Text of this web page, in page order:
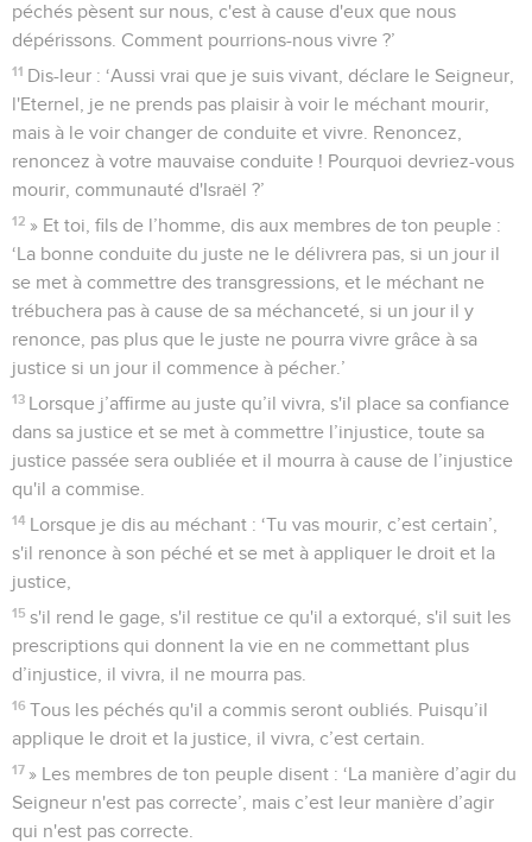
péchés pèsent sur nous, c'est à cause d'eux que nous
dépérissons. Comment pourrions-nous vivre ?’
11 Dis-leur : ‘Aussi vrai que je suis vivant, déclare le Seigneur,
l'Eternel, je ne prends pas plaisir à voir le méchant mourir,
mais à le voir changer de conduite et vivre. Renoncez,
renoncez à votre mauvaise conduite ! Pourquoi devriez-vous
mourir, communauté d'Israël ?’
12 » Et toi, fils de l’homme, dis aux membres de ton peuple :
‘La bonne conduite du juste ne le délivrera pas, si un jour il
se met à commettre des transgressions, et le méchant ne
trébuchera pas à cause de sa méchanceté, si un jour il y
renonce, pas plus que le juste ne pourra vivre grâce à sa
justice si un jour il commence à pécher.’
13 Lorsque j’affirme au juste qu’il vivra, s'il place sa confiance
dans sa justice et se met à commettre l’injustice, toute sa
justice passée sera oubliée et il mourra à cause de l’injustice
qu'il a commise.
14 Lorsque je dis au méchant : ‘Tu vas mourir, c’est certain’,
s'il renonce à son péché et se met à appliquer le droit et la
justice,
15 s'il rend le gage, s'il restitue ce qu'il a extorqué, s'il suit les
prescriptions qui donnent la vie en ne commettant plus
d’injustice, il vivra, il ne mourra pas.
16 Tous les péchés qu'il a commis seront oubliés. Puisqu’il
applique le droit et la justice, il vivra, c’est certain.
17 » Les membres de ton peuple disent : ‘La manière d’agir du
Seigneur n'est pas correcte’, mais c’est leur manière d’agir
qui n'est pas correcte.